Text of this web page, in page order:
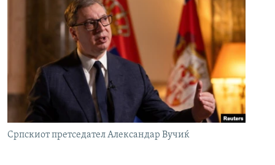
Српскиот претседател Александар Вучиќ